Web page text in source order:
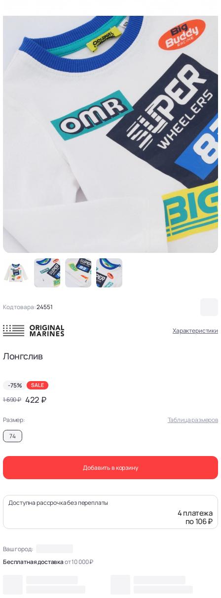
Код товара:24551
Характеристики
Лонгслив
-75% SALE
1 690 ₽ 422 ₽
Размер:
Таблица размеров
74
Добавить в корзину
Доступна рассрочка без переплаты
4 платежа
по 106 ₽
Ваш город:
Бесплатная доставкаот 10 000 ₽